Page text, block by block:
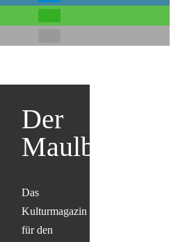
Der
Maulbär
Das
Kulturmagazin
für den